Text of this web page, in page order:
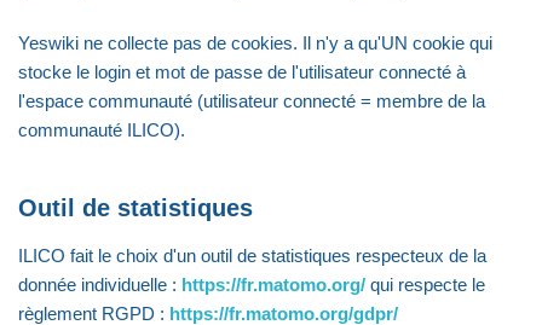
Yeswiki ne collecte pas de cookies. Il n'y a qu'UN cookie qui
stocke le login et mot de passe de l'utilisateur connecté à
l'espace communauté (utilisateur connecté = membre de la
communauté ILICO).
Outil de statistiques
ILICO fait le choix d'un outil de statistiques respecteux de la
donnée individuelle : https://fr.matomo.org/ qui respecte le
règlement RGPD : https://fr.matomo.org/gdpr/